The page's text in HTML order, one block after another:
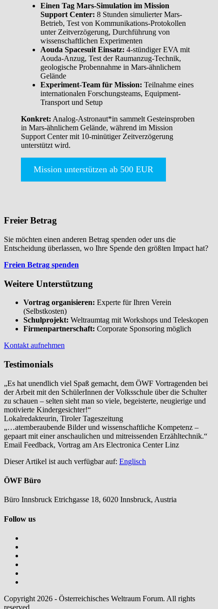
Einen Tag Mars-Simulation im Mission
Support Center: 8 Stunden simulierter Mars-
Betrieb, Test von Kommunikations-Protokollen
unter Zeitverzögerung, Durchführung von
wissenschaftlichen Experimenten
Aouda Spacesuit Einsatz: 4-stündiger EVA mit
Aouda-Anzug, Test der Raumanzug-Technik,
geologische Probennahme in Mars-ähnlichem
Gelände
Experiment-Team für Mission: Teilnahme eines
internationalen Forschungsteams, Equipment-
Transport und Setup
Konkret: Analog-Astronaut*in sammelt Gesteinsproben
in Mars-ähnlichem Gelände, während im Mission
Support Center mit 10-minütiger Zeitverzögerung
unterstützt wird.
Mission unterstützen ab 500 EUR
Freier Betrag
Sie möchten einen anderen Betrag spenden oder uns die
Entscheidung überlassen, wo Ihre Spende den größten Impact hat?
Freien Betrag spenden
Weitere Unterstützung
Vortrag organisieren: Experte für Ihren Verein
(Selbstkosten)
Schulprojekt: Weltraumtag mit Workshops und Teleskopen
Firmenpartnerschaft: Corporate Sponsoring möglich
Kontakt aufnehmen
Testimonials
„Es hat unendlich viel Spaß gemacht, dem ÖWF Vortragenden bei
der Arbeit mit den SchülerInnen der Volksschule über die Schulter
zu schauen – selten sieht man so viele, begeisterte, neugierige und
motivierte Kindergesichter!“
Lokalredakteurin, Tiroler Tageszeitung
„…atemberaubende Bilder und wissenschaftliche Kompetenz –
gepaart mit einer anschaulichen und mitreissenden Erzähltechnik.“
Email Feedback, Vortrag am Ars Electronica Center Linz
Dieser Artikel ist auch verfügbar auf: Englisch
ÖWF Büro
Büro Innsbruck Etrichgasse 18, 6020 Innsbruck, Austria
Follow us
Copyright 2026 - Österreichisches Weltraum Forum. All rights
reserved